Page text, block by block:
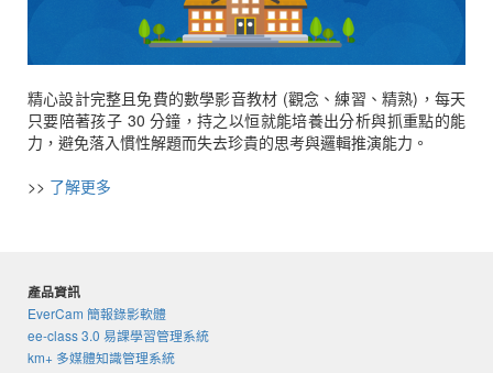
精心設計完整且免費的數學影音教材 (觀念、練習、精熟)，每天
只要陪著孩子 30 分鐘，持之以恒就能培養出分析與抓重點的能
力，避免落入慣性解題而失去珍貴的思考與邏輯推演能力。
>> 了解更多
產品資訊
EverCam 簡報錄影軟體
ee-class 3.0 易課學習管理系統
km+ 多媒體知識管理系統